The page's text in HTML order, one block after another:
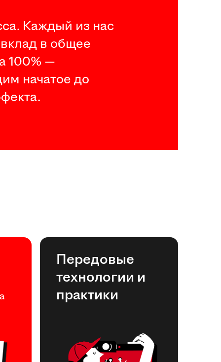
Каждый из нас
в общее
100% —
начатое до
Передовые
технологии и
практики